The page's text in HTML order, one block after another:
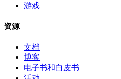
游戏
资源
文档
博客
电子书和白皮书